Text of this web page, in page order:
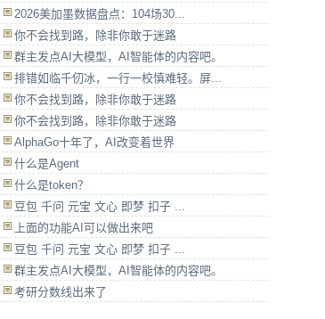
2026美加墨数据盘点：104场30...
你不会找到路，除非你敢于迷路
群主发点AI大模型，AI智能体的内容吧。
排错如临千仞冰，一行一校慎难轻。屏...
你不会找到路，除非你敢于迷路
你不会找到路，除非你敢于迷路
AlphaGo十年了，AI改变着世界
什么是Agent
什么是token？
豆包 千问 元宝 文心 即梦 扣子 ...
上面的功能AI可以做出来吧
豆包 千问 元宝 文心 即梦 扣子 ...
群主发点AI大模型，AI智能体的内容吧。
考研分数线出来了